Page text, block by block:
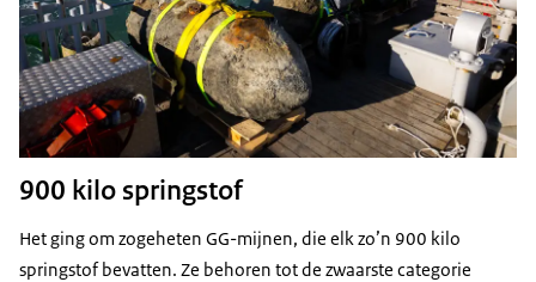
900 kilo springstof
Het ging om zogeheten GG-mijnen, die elk zo’n 900 kilo
springstof bevatten. Ze behoren tot de zwaarste categorie